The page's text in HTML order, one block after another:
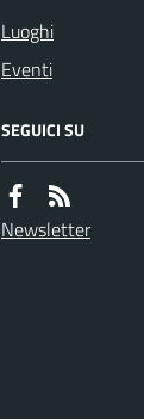
Luoghi
Eventi
SEGUICI SU
Newsletter